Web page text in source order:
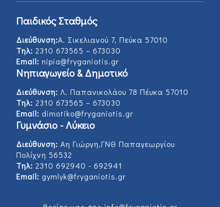
Παιδικός Σταθμός
Διεύθυνση:Α. Σικελιανού 7, Πεύκα 57010
Τηλ: 2310 673565 – 673030
Email: nipia@fryganiotis.gr
Νηπιαγωγείο & Δημοτικό
Διεύθυνση: Λ. Παπανικολάου 78 Πέυκα 57010
Τηλ: 2310 673565 – 673030
Email: dimotiko@fryganiotis.gr
Γυμνάσιο - Λύκειο
Διεύθυνση: Αη Γιώργη,ΓΝΘ Παπαγεωργίου
Πολίχνη 56532
Τηλ: 2310 692940 - 692941
Email: gymlyk@fryganiotis.gr